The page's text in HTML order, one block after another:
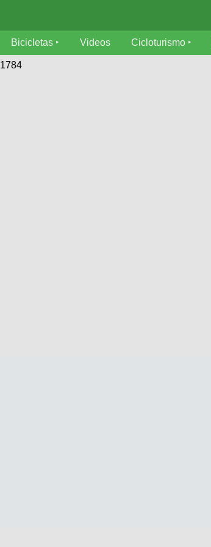
Bicicletas Videos Cicloturismo